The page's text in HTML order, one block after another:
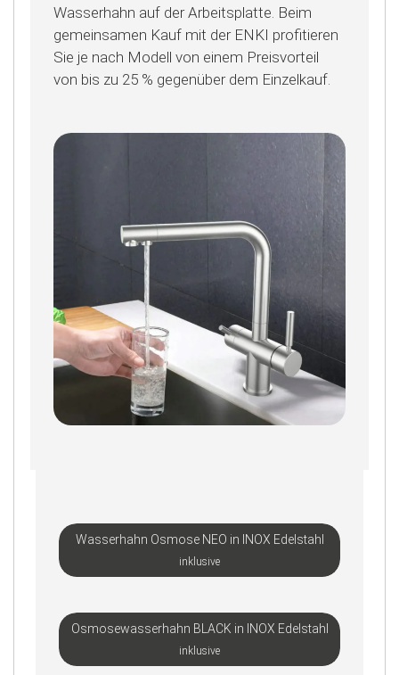
Wasserhahn auf der Arbeitsplatte. Beim
gemeinsamen Kauf mit der ENKI profitieren
Sie je nach Modell von einem Preisvorteil
von bis zu 25 % gegenüber dem Einzelkauf.
Wasserhahn Osmose NEO in INOX Edelstahl
inklusive
Osmosewasserhahn BLACK in INOX Edelstahl
inklusive